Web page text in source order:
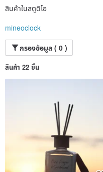
สินค้าในสตูดิโอ
mineoclock
กรองข้อมูล ( 0 )
สินค้า 22 ชิ้น